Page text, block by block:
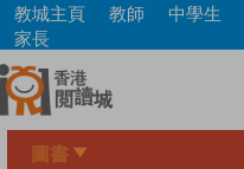
Skip
main
content
教城主頁 教師 中學生
家長
圖書